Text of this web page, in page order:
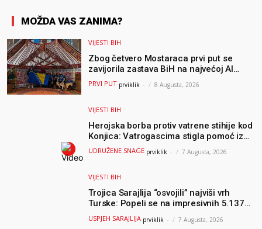
MOŽDA VAS ZANIMA?
VIJESTI BIH
Zbog četvero Mostaraca prvi put se
zavijorila zastava BiH na najvećoj AI
olimpijadi, a sada je njihov mentor
postao član komiteta Međunarodne
PRVI PUT prviklik - 8 Augusta, 2026
VIJESTI BIH
Herojska borba protiv vatrene stihije kod
Konjica: Vatrogascima stigla pomoć iz
Sarajeva, helikopteri i Air Tractori
UDRUŽENE SNAGE prviklik - 7 Augusta, 2026
VIJESTI BIH
Trojica Sarajlija “osvojili” najviši vrh
Turske: Popeli se na impresivnih 5.137
metara
USPJEH SARAJLIJA prviklik - 7 Augusta, 2026